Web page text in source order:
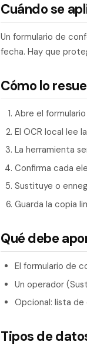
Cuándo se
Un formulario de
fecha. Hay que
Cómo lo
Abre el
El OCR local lee
La herramienta
Confirma cada
Sustituye o
Guarda la copia
Qué debe
El formulario de
Un operador
Opcional: lista de
Tipos de